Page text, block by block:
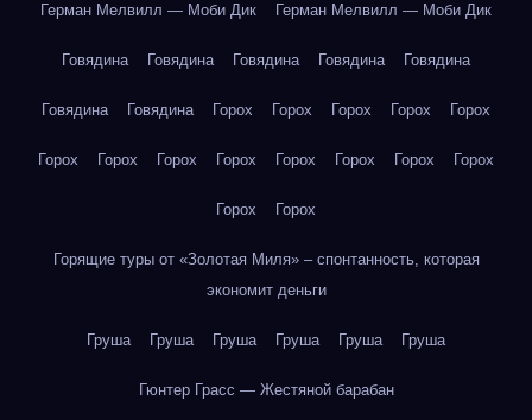
Герман Мелвилл — Моби Дик Герман Мелвилл — Моби Дик
Говядина Говядина Говядина Говядина Говядина
Говядина Говядина Горох Горох Горох Горох Горох
Горох Горох Горох Горох Горох Горох Горох Горох
Горох Горох
Горящие туры от «Золотая Миля» – спонтанность, которая
экономит деньги
Груша Груша Груша Груша Груша Груша
Гюнтер Грасс — Жестяной барабан